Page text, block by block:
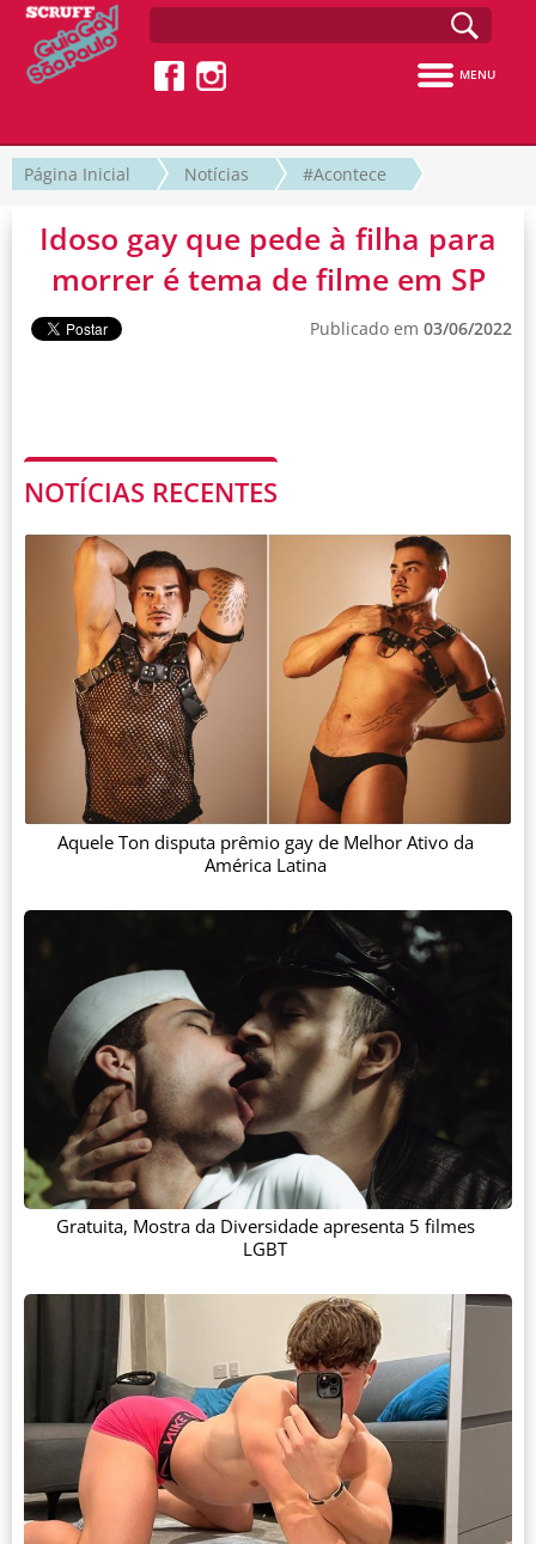
MENU
Página Inicial Notícias #Acontece
Idoso gay que pede à filha para
morrer é tema de filme em SP
Publicado em 03/06/2022
NOTÍCIAS RECENTES
Aquele Ton disputa prêmio gay de Melhor Ativo da
América Latina
Gratuita, Mostra da Diversidade apresenta 5 filmes
LGBT